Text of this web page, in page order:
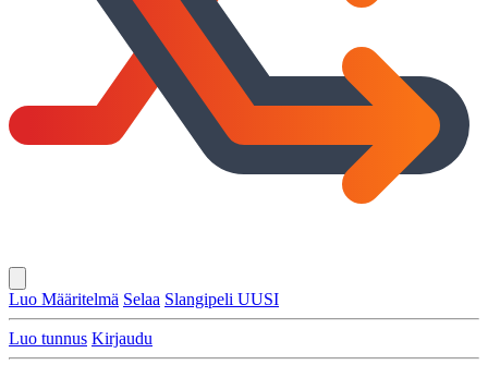
Luo Määritelmä Selaa Slangipeli UUSI
Luo tunnus Kirjaudu